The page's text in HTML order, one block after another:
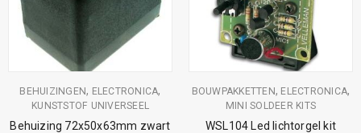
BEHUIZINGEN, ELECTRONICA,
KUNSTSTOF UNIVERSEEL
Behuizing 72x50x63mm zwart
BOUWPAKKETTEN, ELECTRONICA,
MINI SOLDEER KITS
WSL104 Led lichtorgel kit